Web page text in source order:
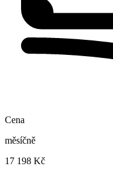
Cena
měsíčně
17 198 Kč